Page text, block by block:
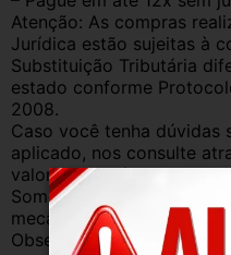
Atenção: As compras
Jurídica estão sujeitas à
Substituição Tributária
estado conforme
2008.
Caso você tenha dúvidas
aplicado, nos consulte
valor que será
Somos uma empresa
mecânica, lataria,
Observação: